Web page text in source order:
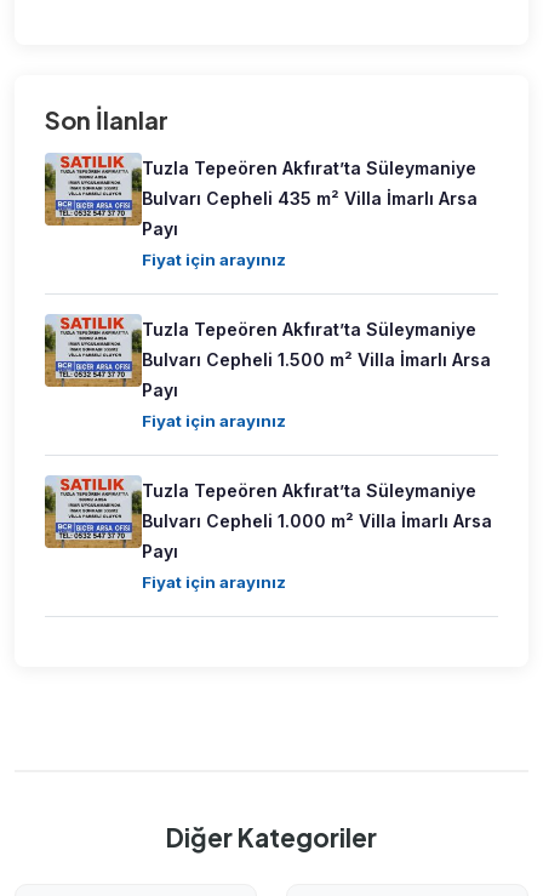
Son İlanlar
Tuzla Tepeören Akfırat’ta Süleymaniye
Bulvarı Cepheli 435 m² Villa İmarlı Arsa
Payı
Fiyat için arayınız
Tuzla Tepeören Akfırat’ta Süleymaniye
Bulvarı Cepheli 1.500 m² Villa İmarlı Arsa
Payı
Fiyat için arayınız
Tuzla Tepeören Akfırat’ta Süleymaniye
Bulvarı Cepheli 1.000 m² Villa İmarlı Arsa
Payı
Fiyat için arayınız
Diğer Kategoriler